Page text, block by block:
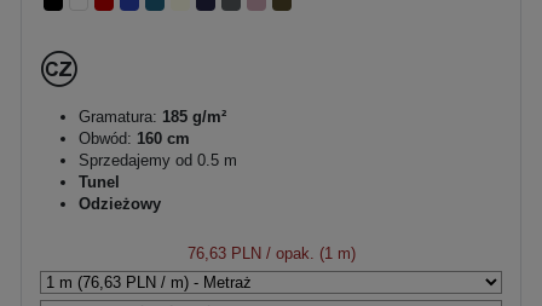
Gramatura: 185 g/m²
Obwód: 160 cm
Sprzedajemy od 0.5 m
Tunel
Odzieżowy
76,63 PLN / opak. (1 m)